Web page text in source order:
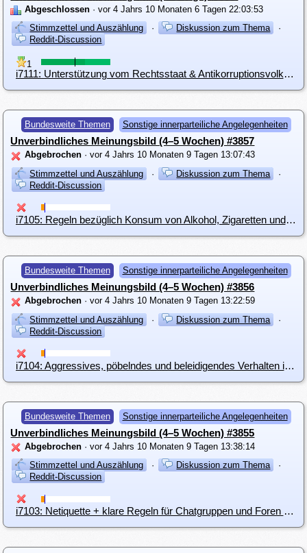
Abgeschlossen · vor 4 Jahrs 10 Monaten 6 Tagen 22:03:53
Stimmzettel und Auszählung
· Diskussion zum Thema
·
Reddit-Discussion
1
i7111: Unterstützung vom Rechtsstaat & Antikorruptionsvolksbegehren
Bundesweite Themen Sonstige innerparteiliche Angelegenheiten
Unverbindliches Meinungsbild (4–5 Wochen) #3857
Abgebrochen · vor 4 Jahrs 10 Monaten 9 Tagen 13:07:43
Stimmzettel und Auszählung
· Diskussion zum Thema
·
Reddit-Discussion
i7105: Regeln bezüglich Konsum von Alkohol, Zigaretten und sonstigen bewusstseinsverändernden Substanzen bei Stammtischen (online oder offline), Treffen und Aktionen der Piratenpartei Österreichs
Bundesweite Themen Sonstige innerparteiliche Angelegenheiten
Unverbindliches Meinungsbild (4–5 Wochen) #3856
Abgebrochen · vor 4 Jahrs 10 Monaten 9 Tagen 13:22:59
Stimmzettel und Auszählung
· Diskussion zum Thema
·
Reddit-Discussion
i7104: Aggressives, pöbelndes und beleidigendes Verhalten in Chats, Foren und bei Stammtischen (online oder offline) der Piratenpartei Österreich
Bundesweite Themen Sonstige innerparteiliche Angelegenheiten
Unverbindliches Meinungsbild (4–5 Wochen) #3855
Abgebrochen · vor 4 Jahrs 10 Monaten 9 Tagen 13:38:14
Stimmzettel und Auszählung
· Diskussion zum Thema
·
Reddit-Discussion
i7103: Netiquette + klare Regeln für Chatgruppen und Foren der Piratenpartei Österreich